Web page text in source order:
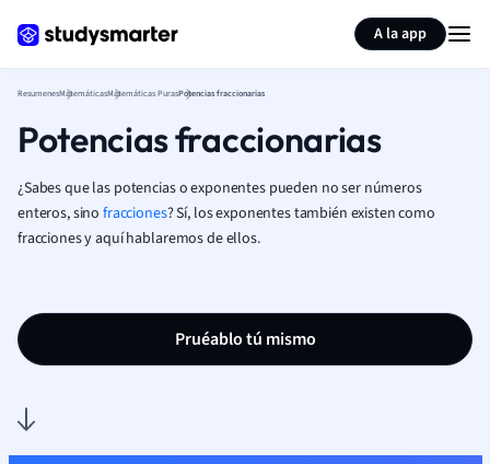
A la app
ResumenesMatemáticasMatemáticas PurasPotencias fraccionarias
Potencias fraccionarias
¿Sabes que las potencias o exponentes pueden no ser números
enteros, sinofracciones? Sí, los exponentes también existen como
fracciones y aquí hablaremos de ellos.
Pruéablo tú mismo
Resumir página